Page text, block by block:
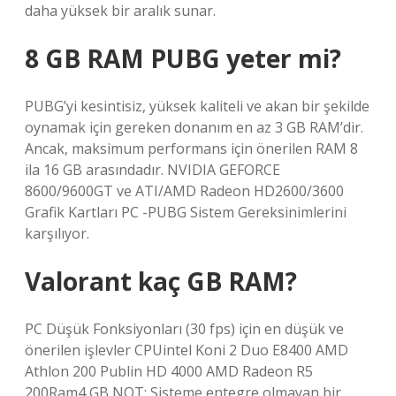
daha yüksek bir aralık sunar.
8 GB RAM PUBG yeter mi?
PUBG’yi kesintisiz, yüksek kaliteli ve akan bir şekilde
oynamak için gereken donanım en az 3 GB RAM’dir.
Ancak, maksimum performans için önerilen RAM 8
ila 16 GB arasındadır. NVIDIA GEFORCE
8600/9600GT ve ATI/AMD Radeon HD2600/3600
Grafik Kartları PC -PUBG Sistem Gereksinimlerini
karşılıyor.
Valorant kaç GB RAM?
PC Düşük Fonksiyonları (30 fps) için en düşük ve
önerilen işlevler CPUintel Koni 2 Duo E8400 AMD
Athlon 200 Publin HD 4000 AMD Radeon R5